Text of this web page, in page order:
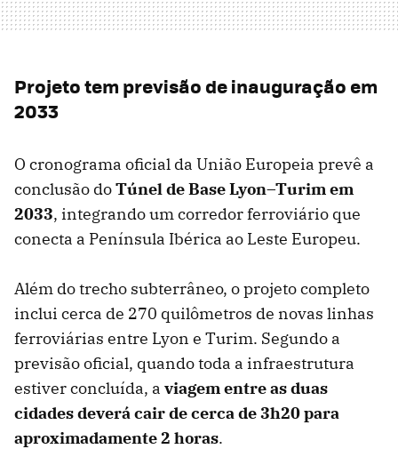
Projeto tem previsão de inauguração em
2033
O cronograma oficial da União Europeia prevê a
conclusão doTúnel de Base Lyon–Turim em
2033, integrando um corredor ferroviário que
conecta a Península Ibérica ao Leste Europeu.
Além do trecho subterrâneo, o projeto completo
inclui cerca de 270 quilômetros de novas linhas
ferroviárias entre Lyon e Turim. Segundo a
previsão oficial, quando toda a infraestrutura
estiver concluída, a viagem entre as duas
cidades deverá cair de cerca de 3h20 para
aproximadamente 2 horas.